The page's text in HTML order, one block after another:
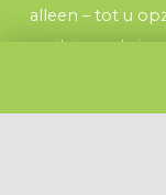
alleen – tot u